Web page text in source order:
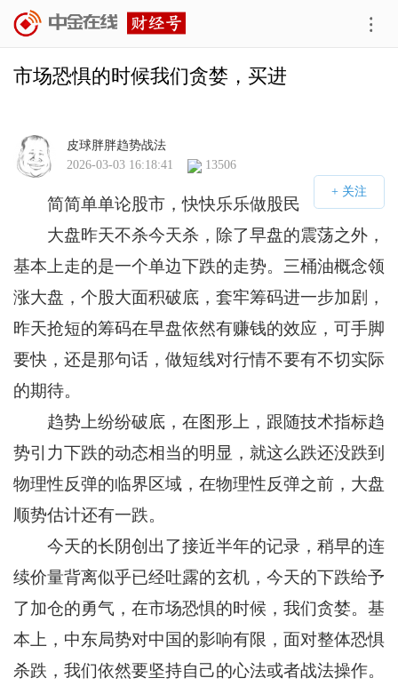
市场恐惧的时候我们贪婪，买进
皮球胖胖趋势战法
2026-03-03 16:18:41
13506
简简单单论股市，快快乐乐做股民
大盘昨天不杀今天杀，除了早盘的震荡之外，
基本上走的是一个单边下跌的走势。三桶油概念领
涨大盘，个股大面积破底，套牢筹码进一步加剧，
昨天抢短的筹码在早盘依然有赚钱的效应，可手脚
要快，还是那句话，做短线对行情不要有不切实际
的期待。
趋势上纷纷破底，在图形上，跟随技术指标趋
势引力下跌的动态相当的明显，就这么跌还没跌到
物理性反弹的临界区域，在物理性反弹之前，大盘
顺势估计还有一跌。
今天的长阴创出了接近半年的记录，稍早的连
续价量背离似乎已经吐露的玄机，今天的下跌给予
了加仓的勇气，在市场恐惧的时候，我们贪婪。基
本上，中东局势对中国的影响有限，面对整体恐惧
杀跌，我们依然要坚持自己的心法或者战法操作。